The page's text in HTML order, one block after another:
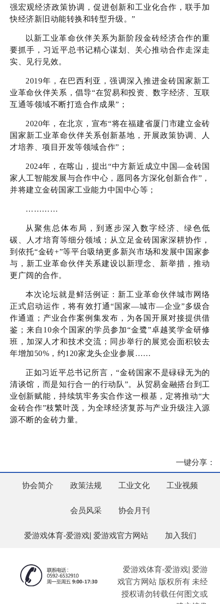
强宏观经济政策协调，促进创新和工业化合作，联手加
快经济新旧动能转换和转型升级。”
以新工业革命伙伴关系为新阶段金砖经济合作的重
要抓手，习近平总书记精心谋划、关心推动合作走深走
实、见行见效。
2019年，在巴西利亚，强调深入推进金砖国家新工
业革命伙伴关系，倡导“在贸易和投资、数字经济、互联
互通等领域不断打造合作成果”；
2020年，在北京，宣布“将在福建省厦门市建立金砖
国家新工业革命伙伴关系创新基地，开展政策协调、人
才培养、项目开发等领域合作”；
2024年，在喀山，提出“中方新近成立中国—金砖国
家人工智能发展与合作中心，愿同各方深化创新合作”，
并将建立金砖国家工业能力中国中心等；
…………
从聚焦总体布局，到逐步深入数字经济、绿色低
碳、人才培育等细分领域；从立足金砖国家深耕协作，
到依托“金砖+”等平台吸纳更多新兴市场和发展中国家参
与，新工业革命伙伴关系建设以新理念、新举措，推动
更广阔的合作。
本次论坛就是鲜活例证：新工业革命伙伴城市网络
正式启动运作，将有效打通“国家—城市—企业”多级合
作通道；产业合作案例集发布，为各国开展对接提供借
鉴；来自10余个国家的学员参加“金鹭”卓越奖学金研修
班，加深人才和技术交流；同步举行的展览会面积较去
年增加50%，约120家龙头企业参展……
正如习近平总书记所言，“金砖国家不是碌碌无为的
清谈馆，而是知行合一的行动队”。从贸易金融搭台到工
业创新赋能，持续筑牢务实合作这一根基，定将推动“大
金砖合作”枝繁叶茂，为全球经济复苏与产业升级注入源
源不断的金砖力量。
一键分享：
协会简介 政策法规 工业文化 工业视频
会员风采 协会月刊
爱游戏体育-爱游戏| 爱游戏官方网站 加入我们
爱游戏体育-爱游戏| 爱游
戏官方网站 版权所有 未经
授权请勿转载任何图文或